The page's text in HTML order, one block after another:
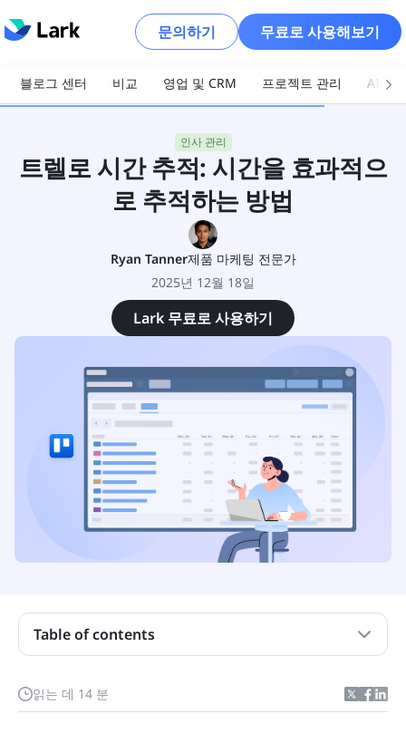
문의하기 무료로 사용해보기
블로그 센터 비교 영업 및 CRM 프로젝트 관리 AI 및
인사 관리
트렐로 시간 추적: 시간을 효과적으
로 추적하는 방법
Ryan Tanner제품 마케팅 전문가
2025년 12월 18일
Lark 무료로 사용하기
읽는 데 14 분
Table of contents
트렐로의 주요 기능
트렐로에 기본 제공되는 시간 추적 기능이 있나요?
트렐로에서 시간을 추적하는 방법은 무엇입니까?